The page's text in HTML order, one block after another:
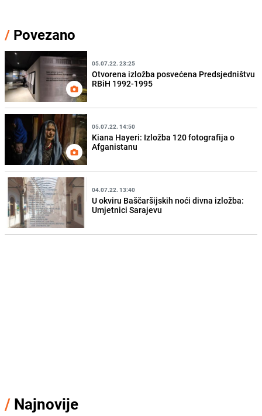
/ Povezano
05.07.22. 23:25
Otvorena izložba posvećena Predsjedništvu
RBiH 1992-1995
05.07.22. 14:50
Kiana Hayeri: Izložba 120 fotografija o
Afganistanu
04.07.22. 13:40
U okviru Baščaršijskih noći divna izložba:
Umjetnici Sarajevu
/ Najnovije